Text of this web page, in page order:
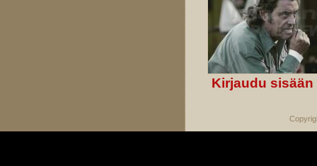
Kirjaudu sisään